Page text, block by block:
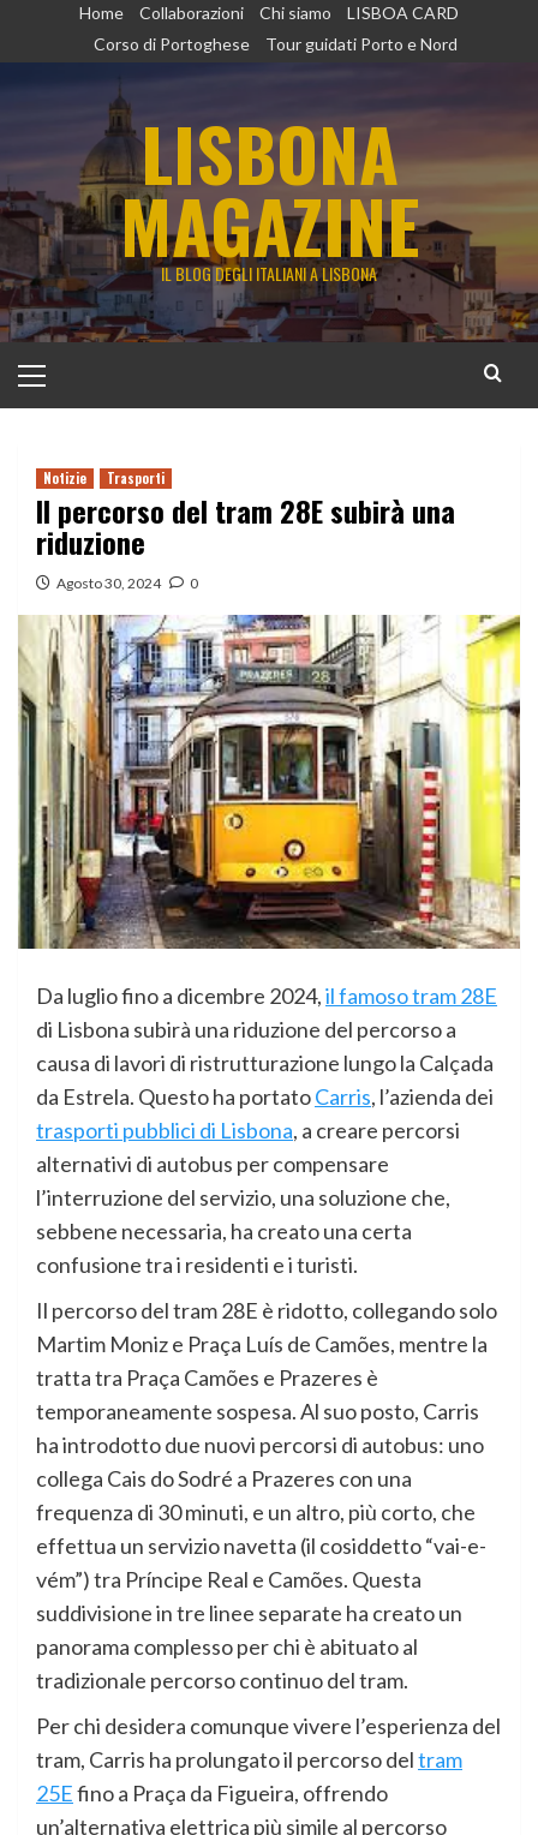
Home Collaborazioni Chi siamo
LISBOA CARD
Corso di Portoghese
Tour guidati Porto e Nord
LISBONA
MAGAZINE
IL BLOG DEGLI ITALIANI A LISBONA
principale
Notizie Trasporti
Il percorso del tram 28E subirà una
riduzione
Agosto 30, 2024 0
Da luglio fino a dicembre 2024,il famoso tram 28E
di Lisbona subirà una riduzione del percorso a
causa di lavori di ristrutturazione lungo la Calçada
da Estrela. Questo ha portatoCarris, l’azienda dei
trasporti pubblici di Lisbona, a creare percorsi
alternativi di autobus per compensare
l’interruzione del servizio, una soluzione che,
sebbene necessaria, ha creato una certa
confusione tra i residenti e i turisti.
Il percorso del tram 28E è ridotto, collegando solo
Martim Moniz e Praça Luís de Camões, mentre la
tratta tra Praça Camões e Prazeres è
temporaneamente sospesa. Al suo posto, Carris
ha introdotto due nuovi percorsi di autobus: uno
collega Cais do Sodré a Prazeres con una
frequenza di 30 minuti, e un altro, più corto, che
effettua un servizio navetta (il cosiddetto “vai-e-
vém”) tra Príncipe Real e Camões. Questa
suddivisione in tre linee separate ha creato un
panorama complesso per chi è abituato al
tradizionale percorso continuo del tram.
Per chi desidera comunque vivere l’esperienza del
tram, Carris ha prolungato il percorso deltram
25Efino a Praça da Figueira, offrendo
un’alternativa elettrica più simile al percorso